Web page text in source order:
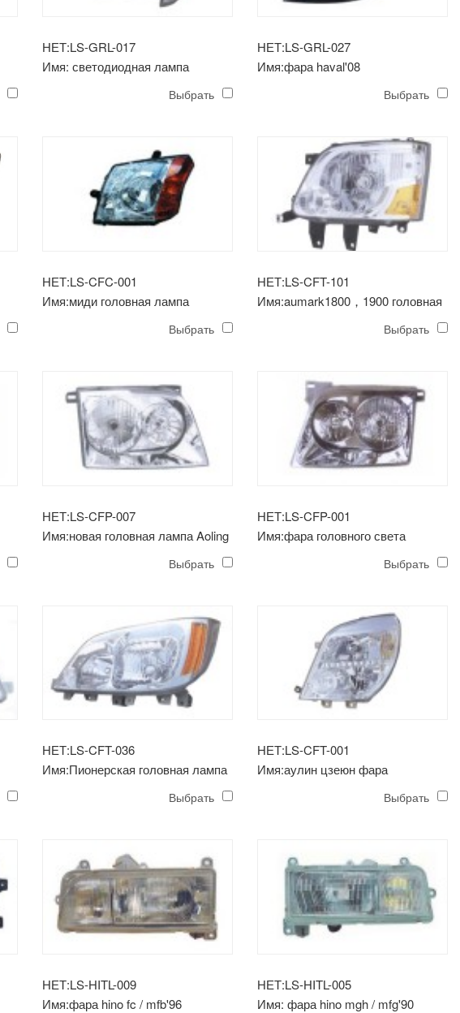
НЕТ:LS-GRL-017
Имя: светодиодная лампа
Выбрать
НЕТ:LS-GRL-027
Имя:фара haval'08
Выбрать
НЕТ:LS-CFC-001
Имя:миди головная лампа
Выбрать
НЕТ:LS-CFT-101
Имя:aumark1800，1900 головная
Выбрать
НЕТ:LS-CFP-007
Имя:новая головная лампа Aoling
Выбрать
НЕТ:LS-CFP-001
Имя:фара головного света
Выбрать
НЕТ:LS-CFT-036
Имя:Пионерская головная лампа
Выбрать
НЕТ:LS-CFT-001
Имя:аулин цзеюн фара
Выбрать
НЕТ:LS-HITL-009
Имя:фара hino fc / mfb'96
НЕТ:LS-HITL-005
Имя: фара hino mgh / mfg'90